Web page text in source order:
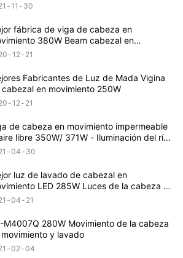
11 30
fábrica de viga de cabeza en
380W Beam cabezal en
Luz de año 380b
12 21
Fabricantes de Luz de Mada Vigina
en movimiento 250W
12 21
de cabeza en movimiento impermeable
libre 350W/ 371W - Iluminación del río
04 30
luz de lavado de cabezal en
LED 285W Luces de la cabeza en
en movimiento
04 21
M4007Q 280W Movimiento de la cabeza
y lavado
02 04